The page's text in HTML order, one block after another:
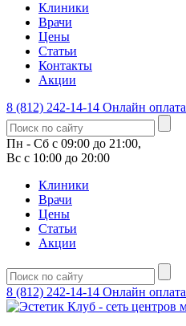
Клиники
Врачи
Цены
Статьи
Контакты
Акции
8 (812) 242-14-14 Онлайн оплата
Пн - Сб с 09:00 до 21:00,
Вс с 10:00 до 20:00
Клиники
Врачи
Цены
Статьи
Акции
8 (812) 242-14-14 Онлайн оплата